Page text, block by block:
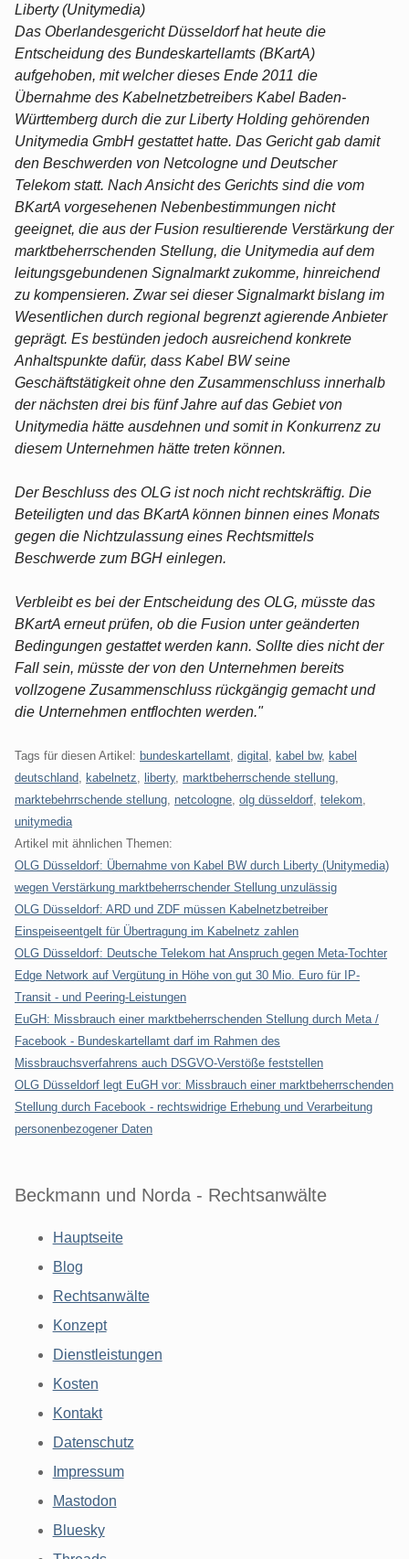
Liberty (Unitymedia)
Das Oberlandesgericht Düsseldorf hat heute die
Entscheidung des Bundeskartellamts (BKartA)
aufgehoben, mit welcher dieses Ende 2011 die
Übernahme des Kabelnetzbetreibers Kabel Baden-
Württemberg durch die zur Liberty Holding gehörenden
Unitymedia GmbH gestattet hatte. Das Gericht gab damit
den Beschwerden von Netcologne und Deutscher
Telekom statt. Nach Ansicht des Gerichts sind die vom
BKartA vorgesehenen Nebenbestimmungen nicht
geeignet, die aus der Fusion resultierende Verstärkung der
marktbeherrschenden Stellung, die Unitymedia auf dem
leitungsgebundenen Signalmarkt zukomme, hinreichend
zu kompensieren. Zwar sei dieser Signalmarkt bislang im
Wesentlichen durch regional begrenzt agierende Anbieter
geprägt. Es bestünden jedoch ausreichend konkrete
Anhaltspunkte dafür, dass Kabel BW seine
Geschäftstätigkeit ohne den Zusammenschluss innerhalb
der nächsten drei bis fünf Jahre auf das Gebiet von
Unitymedia hätte ausdehnen und somit in Konkurrenz zu
diesem Unternehmen hätte treten können.
Der Beschluss des OLG ist noch nicht rechtskräftig. Die
Beteiligten und das BKartA können binnen eines Monats
gegen die Nichtzulassung eines Rechtsmittels
Beschwerde zum BGH einlegen.
Verbleibt es bei der Entscheidung des OLG, müsste das
BKartA erneut prüfen, ob die Fusion unter geänderten
Bedingungen gestattet werden kann. Sollte dies nicht der
Fall sein, müsste der von den Unternehmen bereits
vollzogene Zusammenschluss rückgängig gemacht und
die Unternehmen entflochten werden."
Tags für diesen Artikel: bundeskartellamt digital kabel bw, kabel
deutschland
kabelnetz liberty, marktbeherrschende stellung
marktebehrrschende stellung netcologne olg düsseldorf telekom
unitymedia
Artikel mit ähnlichen Themen:
OLG Düsseldorf: Übernahme von Kabel BW durch Liberty (Unitymedia)
wegen Verstärkung marktbeherrschender Stellung unzulässig
OLG Düsseldorf: ARD und ZDF müssen Kabelnetzbetreiber
Einspeiseentgelt für Übertragung im Kabelnetz zahlen
OLG Düsseldorf: Deutsche Telekom hat Anspruch gegen Meta-Tochter
Edge Network auf Vergütung in Höhe von gut 30 Mio. Euro für IP-
Transit - und Peering-Leistungen
EuGH: Missbrauch einer marktbeherrschenden Stellung durch Meta /
Facebook - Bundeskartellamt darf im Rahmen des
Missbrauchsverfahrens auch DSGVO-Verstöße feststellen
OLG Düsseldorf legt EuGH vor: Missbrauch einer marktbeherrschenden
Stellung durch Facebook - rechtswidrige Erhebung und Verarbeitung
personenbezogener Daten
Beckmann und Norda - Rechtsanwälte
Hauptseite
Blog
Rechtsanwälte
Konzept
Dienstleistungen
Kosten
Kontakt
Datenschutz
Impressum
Mastodon
Bluesky